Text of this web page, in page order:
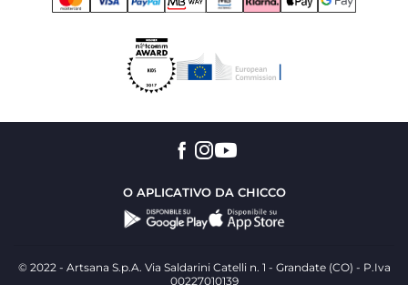
O APLICATIVO DA CHICCO
© 2022 - Artsana S.p.A. Via Saldarini Catelli n. 1 - Grandate (CO) - P.Iva
00227010139